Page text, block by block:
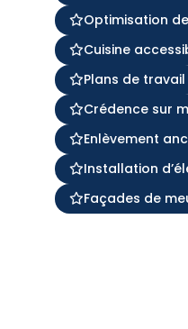
Optimisation
Cuisine
Plans de travail
Crédence sur
Enlèvement
Installation
Façades de